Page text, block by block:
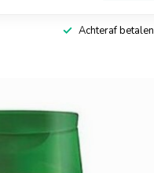
Achteraf